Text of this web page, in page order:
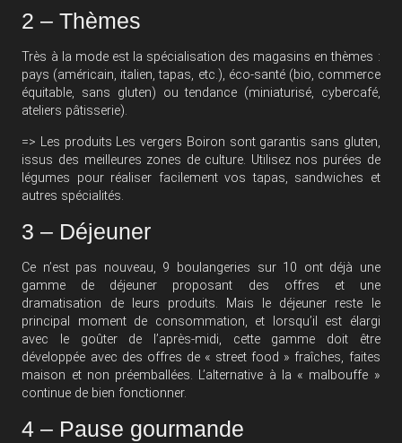
2 – Thèmes
Très à la mode est la spécialisation des magasins en thèmes :
pays (américain, italien, tapas, etc.), éco-santé (bio, commerce
équitable, sans gluten) ou tendance (miniaturisé, cybercafé,
ateliers pâtisserie).
=> Les produits Les vergers Boiron sont garantis sans gluten,
issus des meilleures zones de culture. Utilisez nos purées de
légumes pour réaliser facilement vos tapas, sandwiches et
autres spécialités.
3 – Déjeuner
Ce n’est pas nouveau, 9 boulangeries sur 10 ont déjà une
gamme de déjeuner proposant des offres et une
dramatisation de leurs produits. Mais le déjeuner reste le
principal moment de consommation, et lorsqu’il est élargi
avec le goûter de l’après-midi, cette gamme doit être
développée avec des offres de « street food » fraîches, faites
maison et non préemballées. L’alternative à la « malbouffe »
continue de bien fonctionner.
4 – Pause gourmande